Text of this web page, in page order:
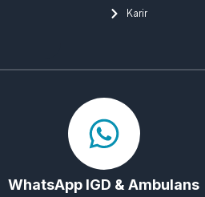
Karir
WhatsApp IGD & Ambulans